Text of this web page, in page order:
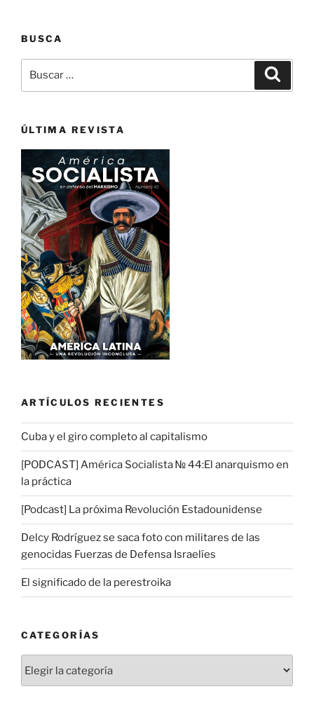
BUSCA
por:
ÚLTIMA REVISTA
ARTÍCULOS RECIENTES
Cuba y el giro completo al capitalismo
[PODCAST] América Socialista № 44:El anarquismo en
la práctica
[Podcast] La próxima Revolución Estadounidense
Delcy Rodríguez se saca foto con militares de las
genocidas Fuerzas de Defensa Israelíes
El significado de la perestroika
CATEGORÍAS